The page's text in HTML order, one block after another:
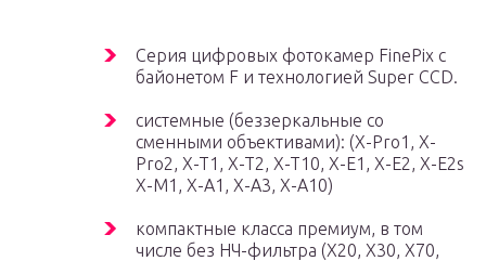
Серия цифровых фотокамер FinePix с
байонетом F и технологией Super CCD.
системные (беззеркальные со
сменными объективами): (X-Pro1, Х-
Pro2, X-T1, X-T2, X-T10, X-E1, X-E2, X-E2s
X-M1, X-A1, X-A3, X-A10)
компактные класса премиум, в том
числе без НЧ-фильтра (X20, X30, X70,